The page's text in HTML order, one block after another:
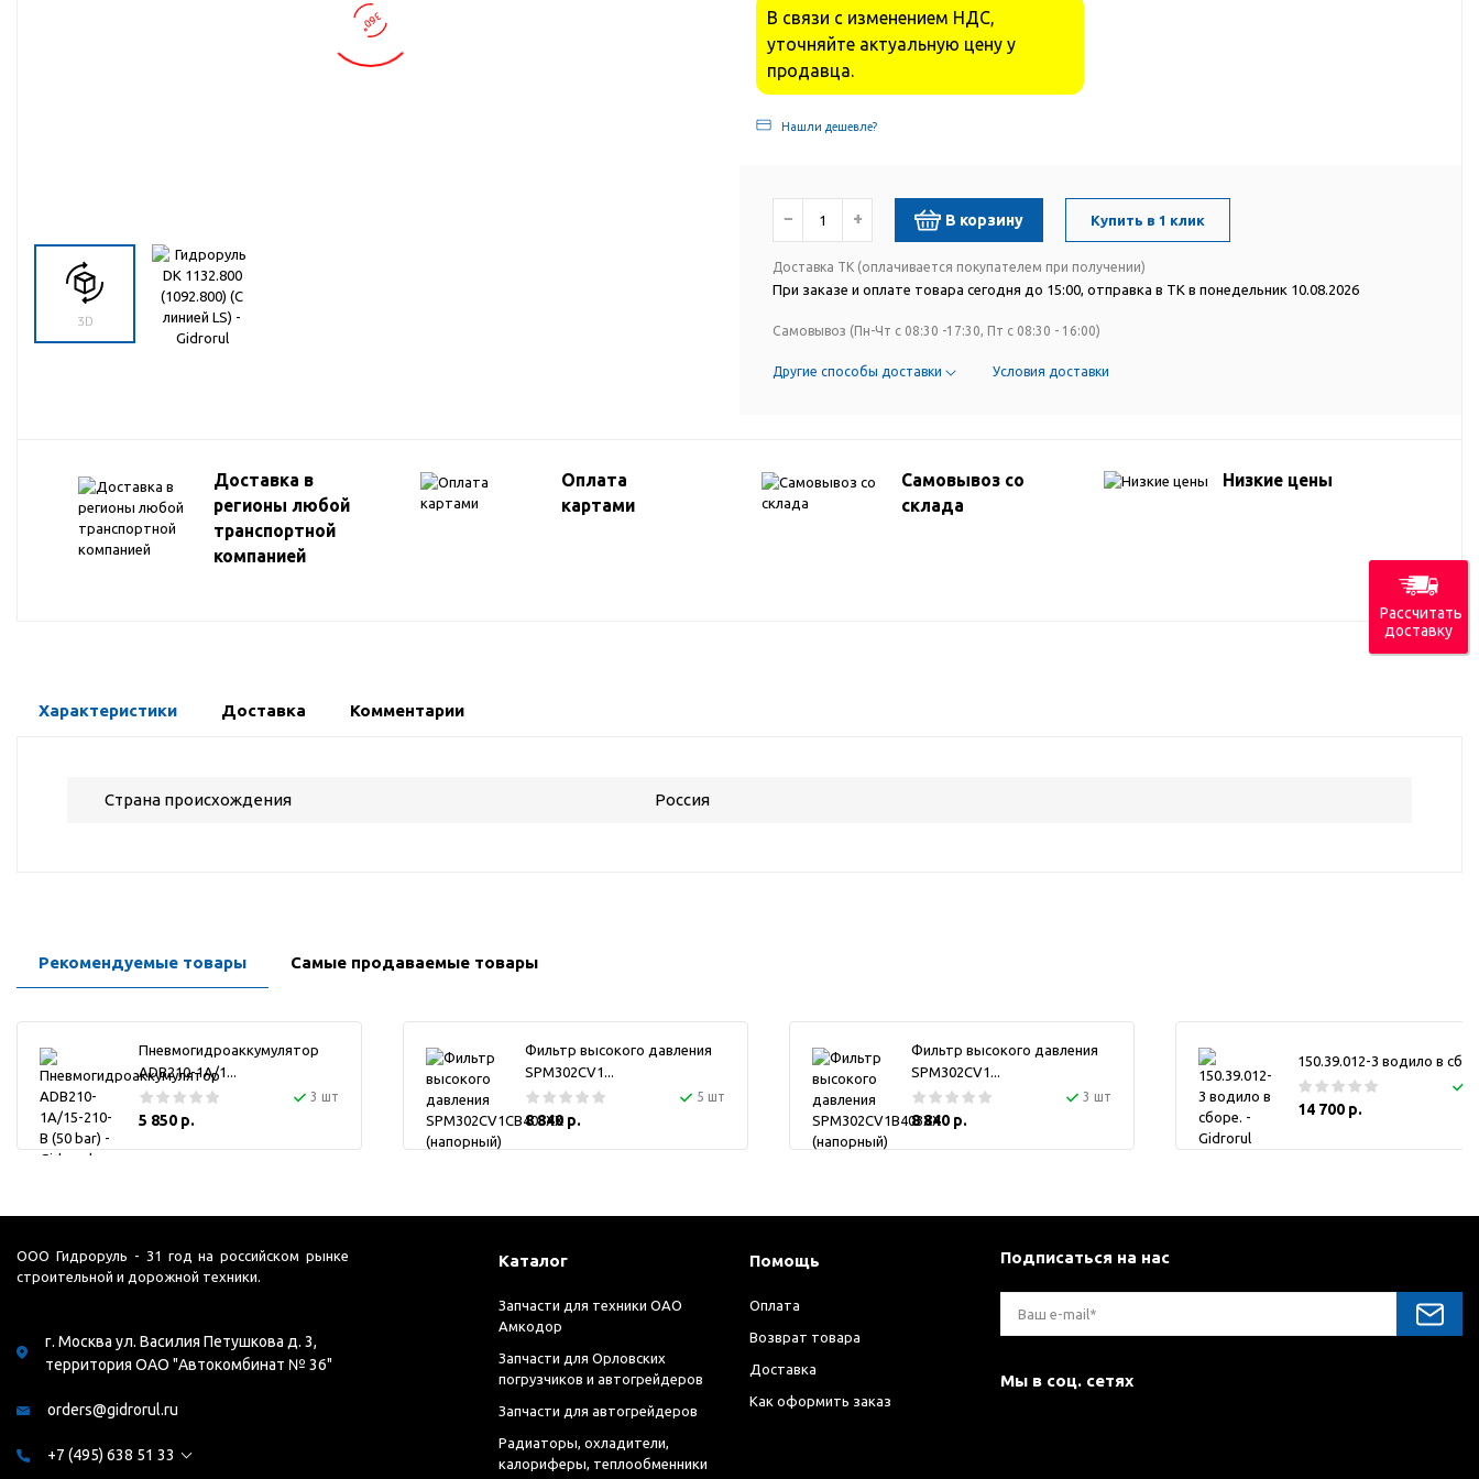
Пневмогидроаккумуляторы для
спецтехники
В связи с изменением НДС,
уточняйте актуальную цену у
продавца.
Нашли дешевле?
− + В корзину Купить в 1 клик
Доставка ТК (оплачивается покупателем при получении)
При заказе и оплате товара сегодня до 15:00, отправка в ТК в понедельник 10.08.2026
Самовывоз (Пн-Чт с 08:30 -17:30, Пт с 08:30 - 16:00)
Другие способы доставки Условия доставки
Доставка в
регионы любой
транспортной
компанией
Оплата
картами
Самовывоз со
склада
Низкие цены
Характеристики Доставка Комментарии
Страна происхождения Россия
Рекомендуемые товары Самые продаваемые товары
Пневмогидроаккумулятор
ADB210-1A/1...
3 шт
5 850 р.
Фильтр высокого давления
SPM302CV1...
5 шт
8 840 р.
Фильтр высокого давления
SPM302CV1...
3 шт
8 840 р.
150.39.012-3 водило в
14 700 р.
ООО Гидроруль - 31 год на российском рынке
строительной и дорожной техники.
г. Москва ул. Василия Петушкова д. 3,
территория ОАО "Автокомбинат № 36"
orders@gidrorul.ru
+7 (495) 638 51 33
Каталог
Запчасти для техники ОАО
Амкодор
Запчасти для Орловских
погрузчиков и автогрейдеров
Запчасти для автогрейдеров
Радиаторы, охладители,
калориферы, теплообменники
Помощь
Оплата
Возврат товара
Доставка
Как оформить заказ
Подписаться на нас
Мы в соц. сетях
Рассчитать
доставку